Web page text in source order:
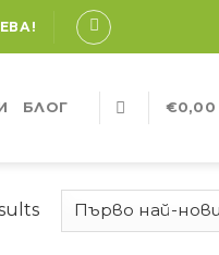
БЛОГ €0,00